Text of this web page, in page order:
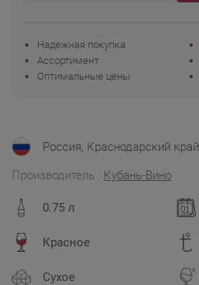
Россия, Краснодарский край
Производитель : Кубань-Вино
0.75 л
Красное
Сухое
Надежная покупка
Ассортимент
Оптимальные цены